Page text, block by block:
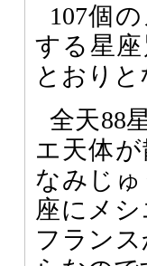
107個
する星
とおりと
全天88
エ天体
なみじ
座にメ
フラン